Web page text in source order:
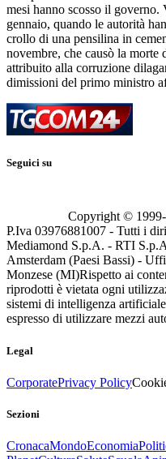
mesi hanno scosso il governo.
gennaio, quando le autorità
crollo di una pensilina in
novembre, che causò la morte
attribuito alla corruzione
dimissioni del primo ministro
Seguici su
Copyright © 1999-
P.Iva 03976881007 - Tutti i
Mediamond S.p.A. - RTI
Amsterdam (Paesi Bassi) -
Monzese (MI)Rispetto ai
riprodotti è vietata ogni
sistemi di intelligenza
espresso di utilizzare mezzi
Legal
CorporatePrivacy Policy
Sezioni
CronacaMondoEconomia